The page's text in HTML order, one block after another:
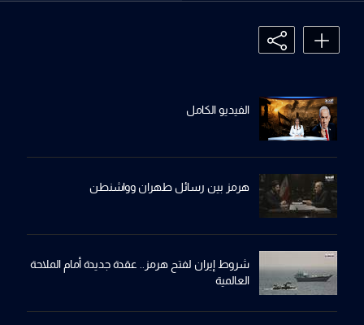
الفيديو الكامل
هرمز بين رسائل طهران وواشنطن
شروط إيران لفتح هرمز.. عقدة جديدة أمام الملاحة
العالمية